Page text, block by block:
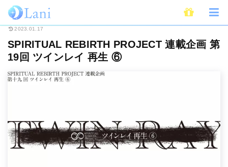
ホーム 連載 SPIRITUAL REBIRTH
2023.01.17
SPIRITUAL REBIRTH PROJECT 連載企画 第
19回 ツインレイ 再生 ⑥